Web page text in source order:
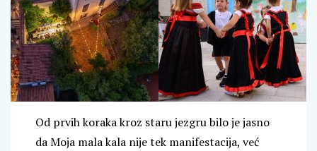
Od prvih koraka kroz staru jezgru bilo je jasno
da Moja mala kala nije tek manifestacija, već